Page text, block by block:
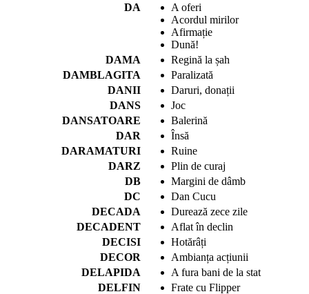
DA
A oferi
Acordul mirilor
Afirmație
Dună!
DAMA
Regină la șah
DAMBLAGITA
Paralizată
DANII
Daruri, donații
DANS
Joc
DANSATOARE
Balerină
DAR
Însă
DARAMATURI
Ruine
DARZ
Plin de curaj
DB
Margini de dâmb
DC
Dan Cucu
DECADA
Durează zece zile
DECADENT
Aflat în declin
DECISI
Hotărâți
DECOR
Ambianța acțiunii
DELAPIDA
A fura bani de la stat
DELFIN
Frate cu Flipper